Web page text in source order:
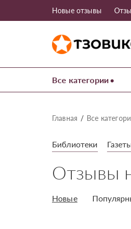
Новые отзывы
Все категории
Главная Все
Библиотеки
Отзывы
Новые